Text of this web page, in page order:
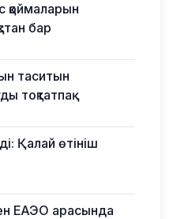
бар
таситын
тоқтатпақ
Қалай өтініш
ЕАЭО арасында